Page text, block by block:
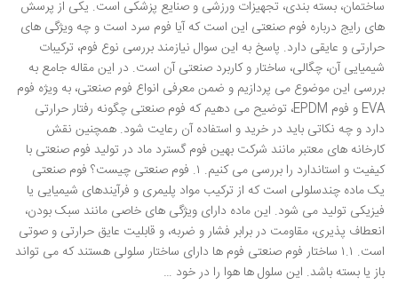
ساختمان، بسته بندی، تجهیزات ورزشی و صنایع پزشکی است. یکی از پرسش
های رایج درباره فوم صنعتی این است که آیا فوم سرد است و چه ویژگی های
حرارتی و عایقی دارد. پاسخ به این سوال نیازمند بررسی نوع فوم، ترکیبات
شیمیایی آن، چگالی، ساختار و کاربرد صنعتی آن است. در این مقاله جامع به
بررسی این موضوع می پردازیم و ضمن معرفی انواع فوم صنعتی، به ویژه فوم
EVA و فوم EPDM، توضیح می دهیم که فوم صنعتی چگونه رفتار حرارتی
دارد و چه نکاتی باید در خرید و استفاده آن رعایت شود. همچنین نقش
کارخانه های معتبر مانند شرکت بهین فوم گسترد ماد در تولید فوم صنعتی با
کیفیت و استاندارد را بررسی می کنیم. ۱. فوم صنعتی چیست؟ فوم صنعتی
یک ماده چندسلولی است که از ترکیب مواد پلیمری و فرآیندهای شیمیایی یا
فیزیکی تولید می شود. این ماده دارای ویژگی های خاصی مانند سبک بودن،
انعطاف پذیری، مقاومت در برابر فشار و ضربه، و قابلیت عایق حرارتی و صوتی
است. ۱.۱ ساختار فوم صنعتی فوم ها دارای ساختار سلولی هستند که می تواند
باز یا بسته باشد. این سلول ها هوا را در خود …